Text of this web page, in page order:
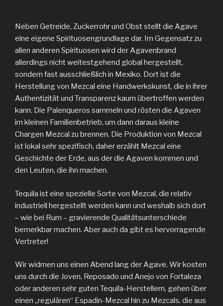
Neben Getreide, Zuckerrohr und Obst stellt die Agave
eine eigene Spirituosengrundlage dar. Im Gegensatz zu
allen anderen Spirituosen wird der Agavenbrand
allerdings nicht weitestgehend global hergestellt,
sondern fast ausschließlich in Mexiko. Dort ist die
Herstellung von Mezcal eine Handwerkskunst, die in ihrer
Authentizität und Transparenz kaum übertroffen werden
kann. Die Palenqueros sammeln und rösten die Agaven
im kleinen Familienbetrieb, um dann daraus kleine
Chargen Mezcal zu brennen. Die Produktion von Mezcal
ist lokal sehr spezifisch, daher erzählt Mezcal eine
Geschichte der Erde, aus der die Agaven kommen und
den Leuten, die ihn machen.
Tequila ist eine spezielle Sorte von Mezcal, die relativ
industriell hergestellt werden kann und weshalb sich dort
– wie bei Rum – gravierende Qualitätsunterschiede
bemerkbar machen. Aber auch da gibt es hervorragende
Vertreter!
Wir widmen uns einen Abend lang der Agave. Wir kosten
uns durch die Joven, Reposado und Anejo von Fortaleza
oder anderen sehr guten Tequila-Herstellern, gehen über
einen „regulären“ Espadin-Mezcal hin zu Mezcals, die aus